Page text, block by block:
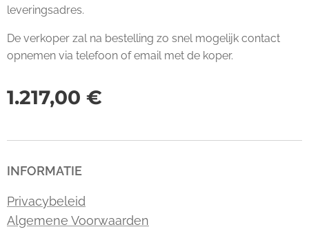
leveringsadres.
De verkoper zal na bestelling zo snel mogelijk contact
opnemen via telefoon of email met de koper.
1.217,00 €
INFORMATIE
Privacybeleid
Algemene Voorwaarden